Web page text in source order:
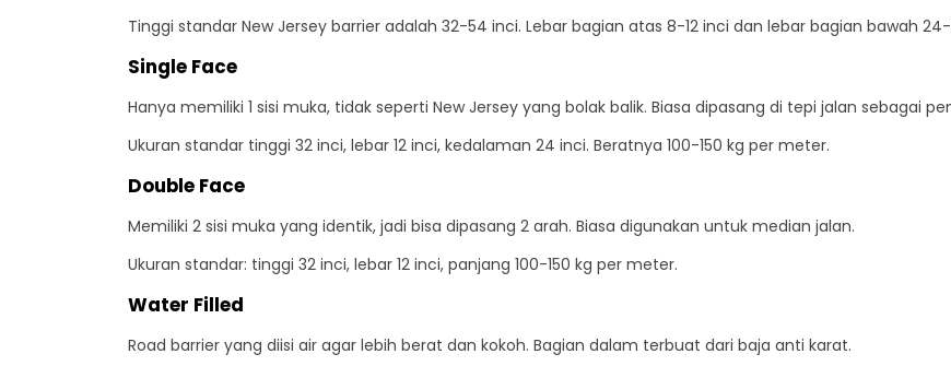
Tinggi standar New Jersey barrier adalah 32-54 inci. Lebar bagian atas 8-12 inci dan lebar bagian bawah
Single Face
Hanya memiliki 1 sisi muka, tidak seperti New Jersey yang bolak balik. Biasa dipasang di tepi jalan sebagai
Ukuran standar tinggi 32 inci, lebar 12 inci, kedalaman 24 inci. Beratnya 100-150 kg per meter.
Double Face
Memiliki 2 sisi muka yang identik, jadi bisa dipasang 2 arah. Biasa digunakan untuk median jalan.
Ukuran standar: tinggi 32 inci, lebar 12 inci, panjang 100-150 kg per meter.
Water Filled
Road barrier yang diisi air agar lebih berat dan kokoh. Bagian dalam terbuat dari baja anti karat.